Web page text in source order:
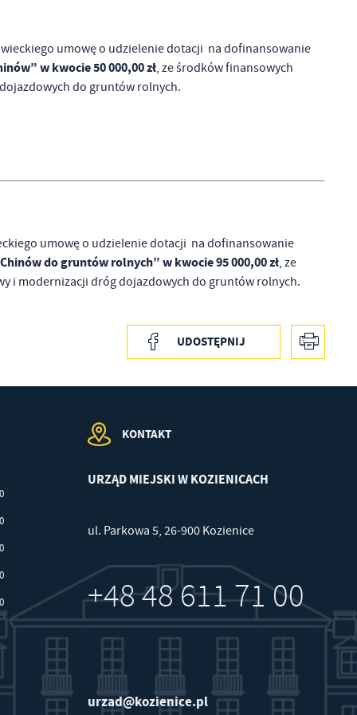
umowę o udzielenie dotacji na dofinansowanie
w kwocie 50 000,00 zł, ze środków finansowych
do gruntów rolnych.
umowę o udzielenie dotacji na dofinansowanie
do gruntów rolnych” w kwocie 95 000,00 zł, ze
i modernizacji dróg dojazdowych do gruntów rolnych.
UDOSTĘPNIJ
KONTAKT
URZĄD MIEJSKI W KOZIENICACH
ul. Parkowa 5, 26-900 Kozienice
+48 48 611 71 00
urzad@kozienice.pl